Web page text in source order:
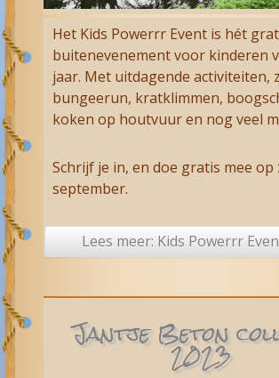
Het Kids Powerrr Event is hét
buitenevenement voor kinderen
jaar. Met uitdagende activiteiten,
bungeerun, kratklimmen,
koken op houtvuur en nog veel
Schrijf je in, en doe gratis mee op
september.
Lees meer: Kids Powerrr
Jantje Beton
2023